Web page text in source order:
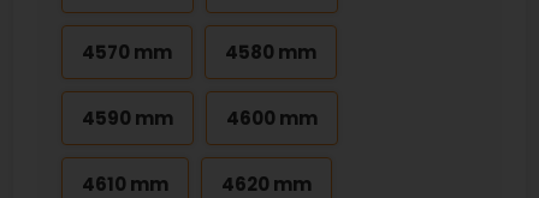
4570 mm 4580 mm
4590 mm 4600 mm
4610 mm 4620 mm